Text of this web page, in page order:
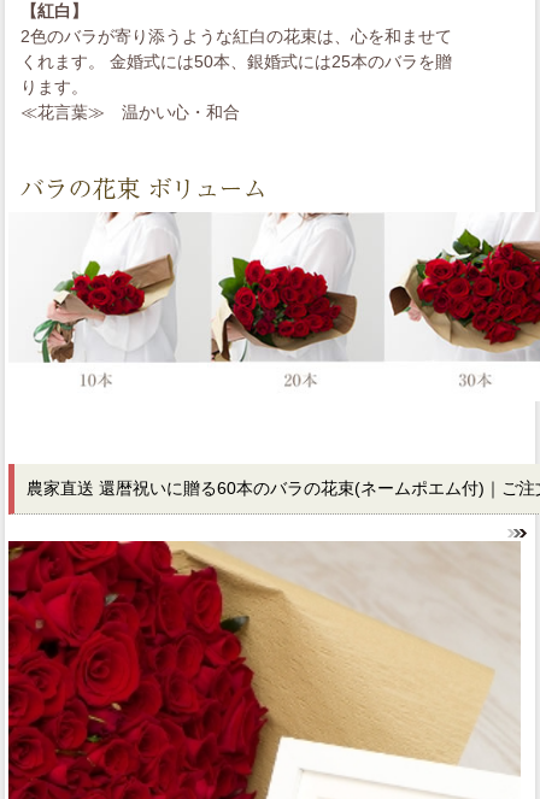
【紅白】
2色のバラが寄り添うような紅白の花束は、心を和ませて
くれます。 金婚式には50本、銀婚式には25本のバラを贈
ります。
≪花言葉≫
温かい心・和合
農家直送 還暦祝いに贈る60本のバラの花束(ネームポエム付)｜ ご注